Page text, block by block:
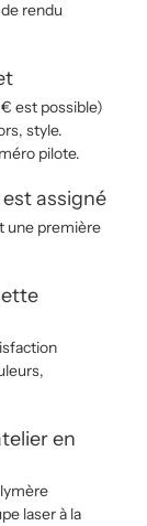
rendu
est possible)
style.
pilote.
assigné
une première
en
laser à la